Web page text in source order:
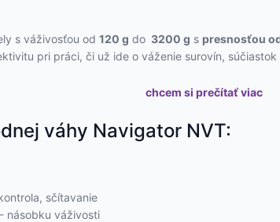
s váživosťou od 120 g do 3200 g s presnosťou
pri práci, či už ide o váženie surovín,
chcem si prečítať viac
váhy Navigator NVT:
sčítavanie
násobku váživosti